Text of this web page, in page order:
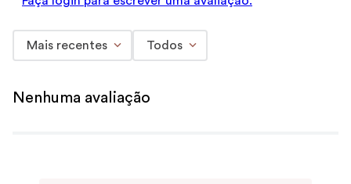
Mais recentes Todos
Nenhuma avaliação